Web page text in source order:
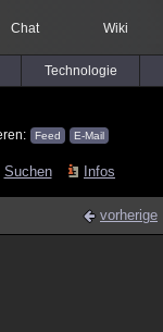
Chat Wiki
Technologie
Feed E-Mail
Suchen Infos
vorherige